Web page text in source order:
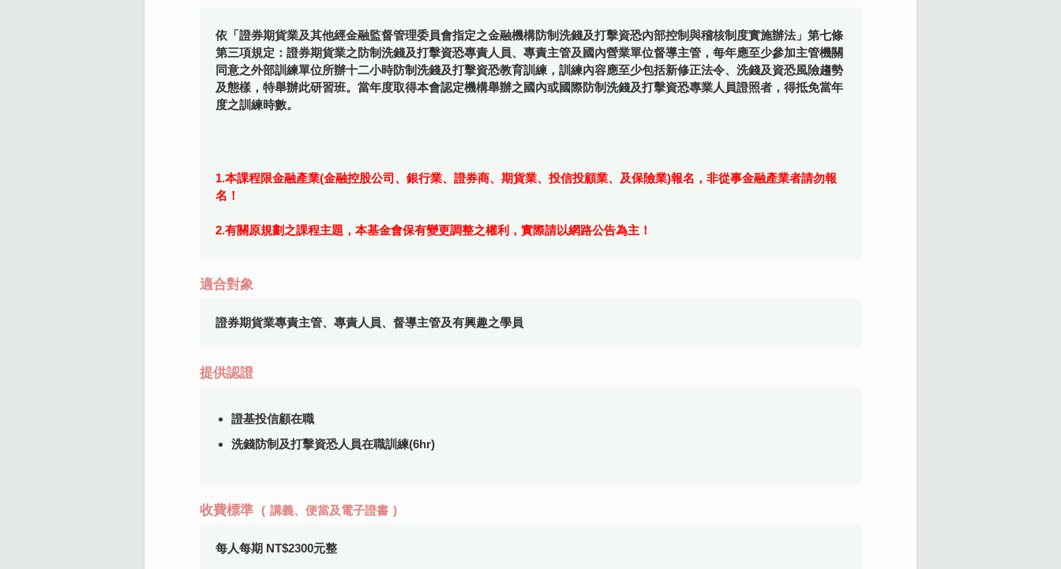
依「證券期貨業及其他經金融監督管理委員會指定之金融機構防制洗錢及打擊資恐內部控制與稽核制度實施辦法」第七條
第三項規定：證券期貨業之防制洗錢及打擊資恐專責人員、專責主管及國內營業單位督導主管，每年應至少參加主管機關
同意之外部訓練單位所辦十二小時防制洗錢及打擊資恐教育訓練，訓練內容應至少包括新修正法令、洗錢及資恐風險趨勢
及態樣，特舉辦此研習班。當年度取得本會認定機構舉辦之國內或國際防制洗錢及打擊資恐專業人員證照者，得抵免當年
度之訓練時數。
1.本課程限金融產業(金融控股公司、銀行業、證券商、期貨業、投信投顧業、及保險業)報名，非從事金融產業者請勿報
名！
2.有關原規劃之課程主題，本基金會保有變更調整之權利，實際請以網路公告為主！
適合對象
證券期貨業專責主管、專責人員、督導主管及有興趣之學員
提供認證
證基投信顧在職
洗錢防制及打擊資恐人員在職訓練(6hr)
收費標準 ( 講義、便當及電子證書 )
每人每期 NT$2300元整